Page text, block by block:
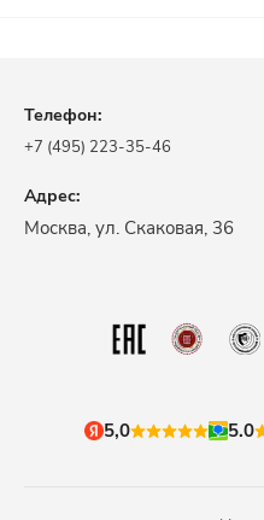
Телефон:
+7 (495) 223-35-46
Адрес:
​Москва, ул. Скаковая, 36​
5,0 5.0